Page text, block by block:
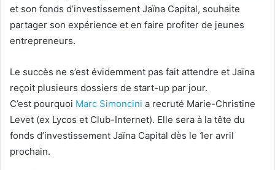
et son fonds d’investissement Jaïna Capital, souhaite
partager son expérience et en faire profiter de jeunes
entrepreneurs.
Le succès ne s’est évidemment pas fait attendre et Jaïna
reçoit plusieurs dossiers de start-up par jour.
C’est pourquoi Marc Simoncini a recruté Marie-Christine
Levet (ex Lycos et Club-Internet). Elle sera à la tête du
fonds d’investissement Jaïna Capital dès le 1er avril
prochain.